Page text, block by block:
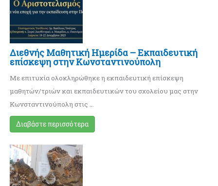
Διεθνής Mαθητική Ημερίδα – Eκπαιδευτική
επίσκεψη στην Κωνσταντινούπολη
Με επιτυχία ολοκληρώθηκε η εκπαιδευτική επίσκεψη
μαθητών/τριών και εκπαιδευτικών του σχολείου μας στην
Κωνσταντινούπολη στις …
Διαβάστε περισσότερα